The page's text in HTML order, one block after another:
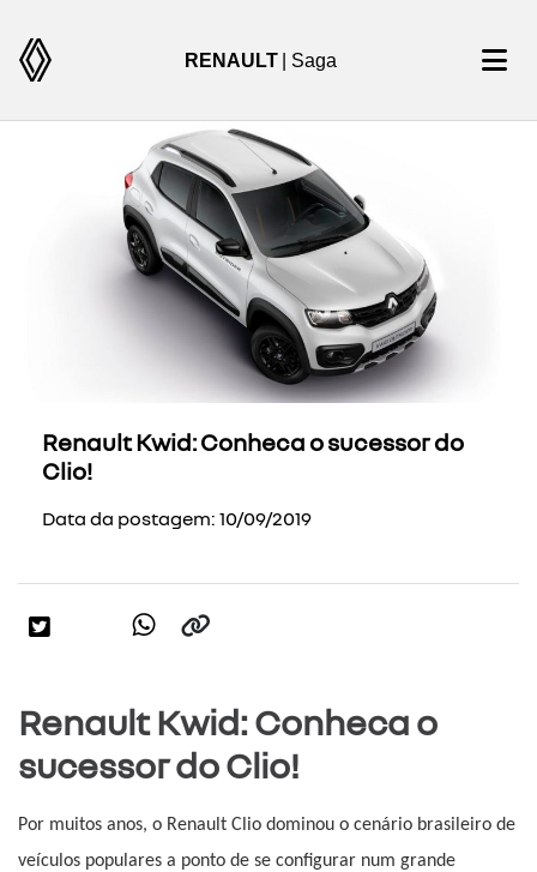
RENAULT | Saga
Renault Kwid: Conheca o sucessor do
Clio!
Data da postagem: 10/09/2019
Renault Kwid: Conheca o
sucessor do Clio!
Por muitos anos, o Renault Clio dominou o cenário brasileiro de
veículos populares a ponto de se configurar num grande